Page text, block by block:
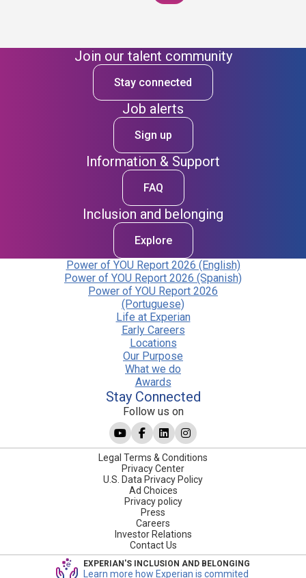
Join our talent community
Stay connected
Job alerts
Sign up
Information & Support
FAQ
Inclusion and belonging
Explore
Power of YOU Report 2026 (English)
Power of YOU Report 2026 (Spanish)
Power of YOU Report 2026
(Portuguese)
Life at Experian
Early Careers
Locations
Our Purpose
What we do
Awards
Stay Connected
Follow us on
Legal Terms & Conditions
Privacy Center
U.S. Data Privacy Policy
Ad Choices
Privacy policy
Press
Careers
Investor Relations
Contact Us
EXPERIAN'S INCLUSION AND BELONGING
Learn more how Experian is commited